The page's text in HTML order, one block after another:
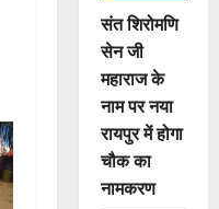
संत शिरोमणि
सेन जी
महाराज के
नाम पर नया
रायपुर में होगा
चौक का
नामकरण